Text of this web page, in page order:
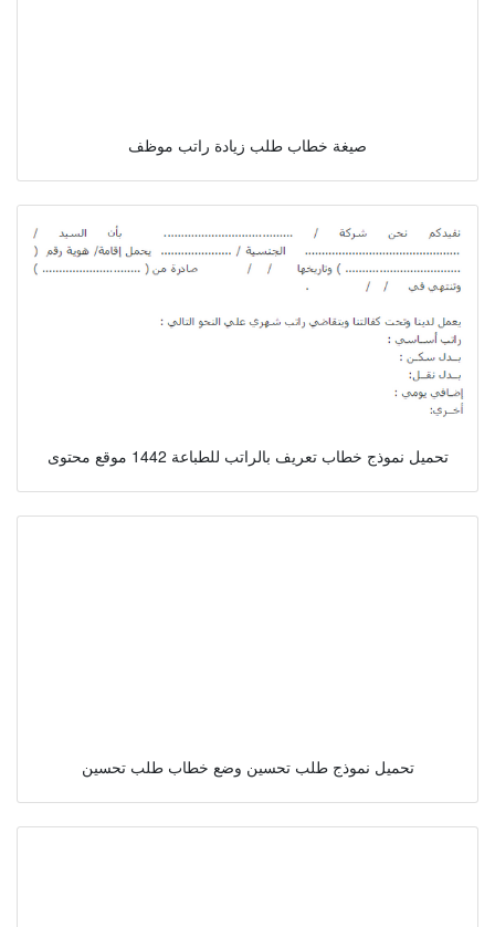
صيغة خطاب طلب زيادة راتب موظف
تحميل نموذج خطاب تعريف بالراتب للطباعة 1442 موقع محتوى
تحميل نموذج طلب تحسين وضع خطاب طلب تحسين